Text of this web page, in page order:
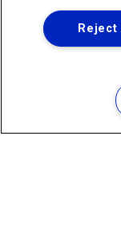
Termos
Política
Reject